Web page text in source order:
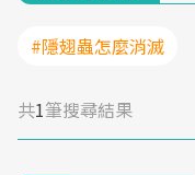
#隱翅蟲怎麼消滅
共1筆搜尋結果